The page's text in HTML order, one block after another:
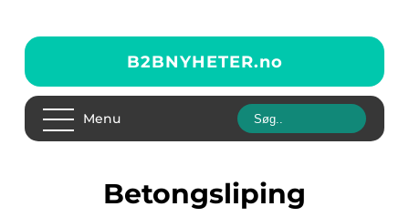
B2BNYHETER.no
Menu
betongsliping